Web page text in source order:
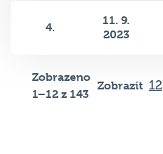
4.
11. 9.
2023
Zobrazeno
1–12 z 143
Zobrazit